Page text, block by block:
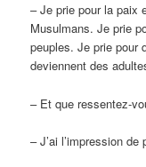
– Je prie pour la paix
Musulmans. Je prie
peuples. Je prie pour
deviennent des
– Et que ressentez-
– J’ai l’impression de